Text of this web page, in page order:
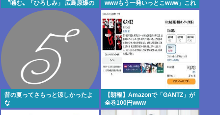
〝噛む〟「ひろしみ」 広島原爆の
wwwもう一発いっとこwww」これ
ちょっとやりすぎだろ
昔の夏ってさもっと涼しかったよ
な
【朗報】Amazonで「GANTZ」が
全巻100円www